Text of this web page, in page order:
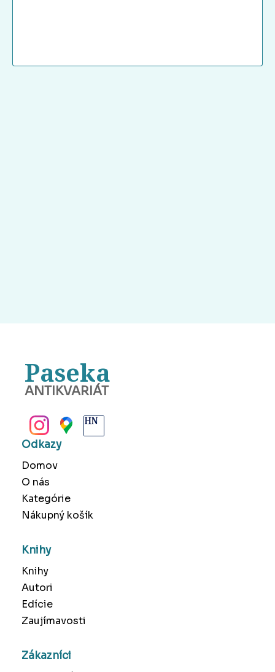
Paseka
ANTIKVARIÁT
Odkazy
Domov
O nás
Kategórie
Nákupný košík
Knihy
Knihy
Autori
Edície
Zaujímavosti
Zákazníci